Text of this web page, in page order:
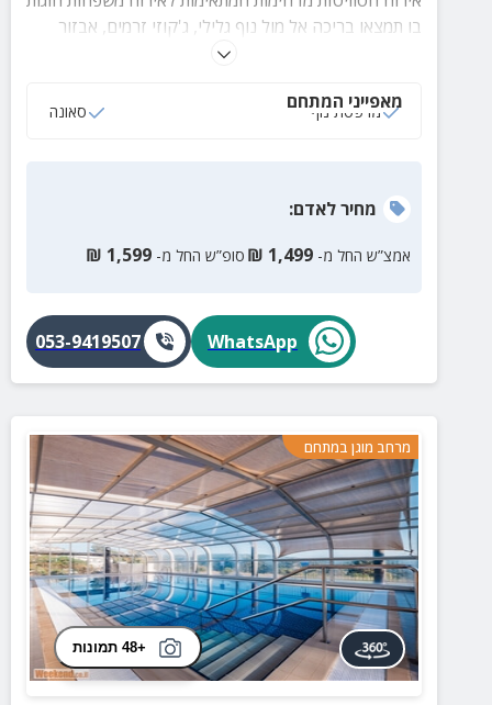
בו תמצאו בריכה אל מול נוף גלילי, ג'קוזי זרמים, אבזור
מלא בכל בקתה ועוד שלל פינוקים והפתעות.
מאפייני המתחם
מרפסת נוף סאונה
מחירלאדם:
אמצ”ש החל מ- 1,499
₪ סופ”ש החל מ- 1,599
₪
WhatsApp
053-9419507
מרחב מוגן במתחם
+48 תמונות